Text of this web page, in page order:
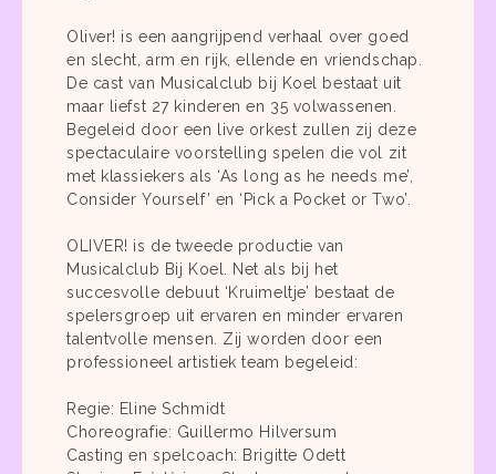
Oliver! is een aangrijpend verhaal over goed
en slecht, arm en rijk, ellende en vriendschap.
De cast van Musicalclub bij Koel bestaat uit
maar liefst 27 kinderen en 35 volwassenen.
Begeleid door een live orkest zullen zij deze
spectaculaire voorstelling spelen die vol zit
met klassiekers als ‘As long as he needs me’,
Consider Yourself’ en ‘Pick a Pocket or Two’.
OLIVER! is de tweede productie van
Musicalclub Bij Koel. Net als bij het
succesvolle debuut ‘Kruimeltje’ bestaat de
spelersgroep uit ervaren en minder ervaren
talentvolle mensen. Zij worden door een
professioneel artistiek team begeleid:
Regie: Eline Schmidt
Choreografie: Guillermo Hilversum
Casting en spelcoach: Brigitte Odett